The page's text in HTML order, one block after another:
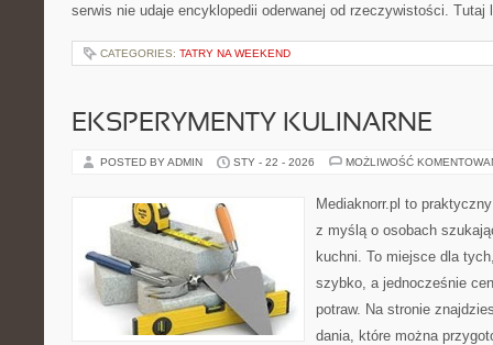
serwis nie udaje encyklopedii oderwanej od rzeczywistości.
CATEGORIES: TATRY NA WEEKEND
EKSPERYMENTY KULINARNE
POSTED BY ADMIN STY - 22 - 2026 MOŻLIWOŚĆ
Mediaknorr.pl to
z myślą o osobach
kuchni. To miejsce dla
szybko, a jednocześnie
potraw. Na stronie
dania, które można